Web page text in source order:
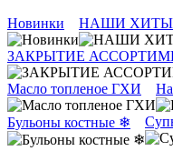
Новинки НАШИ ХИТЫ
ЗАКРЫТИЕ
Масло топленое ГХИ
Бульоны костные ❄